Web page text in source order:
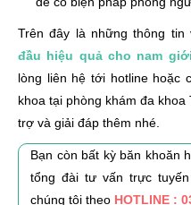
Trên đây là những thông tin
đầu hiệu quả cho nam giới
lòng liên hệ tới hotline hoặc
khoa tại phòng khám đa
trợ và giải đáp thêm nhé.
Bạn còn bất kỳ băn khoăn
tổng đài tư vấn trực
chúng tôi theo HOTLINE :